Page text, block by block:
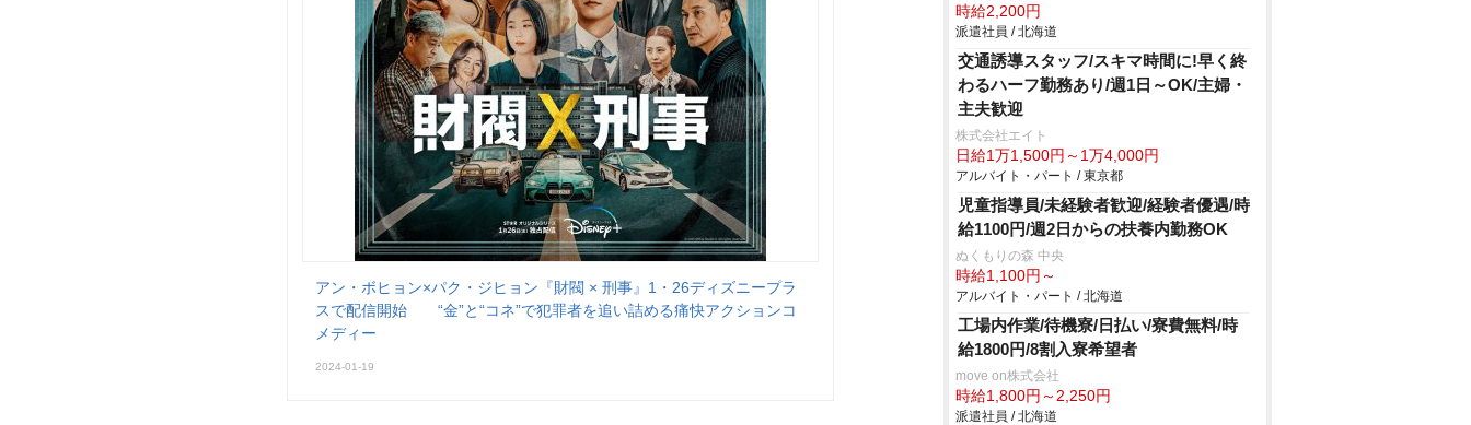
アン・ボヒョン×パク・ジヒョン『財閥 × 刑事』1・26ディズニープラ
スで配信開始 “金”と“コネ”で犯罪者を追い詰める痛快アクションコ
メディー
2024-01-19
時給2,200円
派遣社員 / 北海道
交通誘導スタッフ/スキマ時間に!早く終
わるハーフ勤務あり/週1日～OK/主婦・
主夫歓迎
株式会社エイト
日給1万1,500円～1万4,000円
アルバイト・パート / 東京都
児童指導員/未経験者歓迎/経験者優遇/時
給1100円/週2日からの扶養内勤務OK
ぬくもりの森 中央
時給1,100円～
アルバイト・パート / 北海道
工場内作業/待機寮/日払い/寮費無料/時
給1800円/8割入寮希望者
move on株式会社
時給1,800円～2,250円
派遣社員 / 北海道